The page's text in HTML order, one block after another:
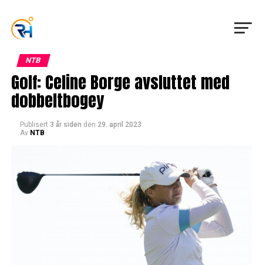
NTB
Golf: Celine Borge avsluttet med
dobbeltbogey
Publisert 3 år siden den 29. april 2023
Av NTB